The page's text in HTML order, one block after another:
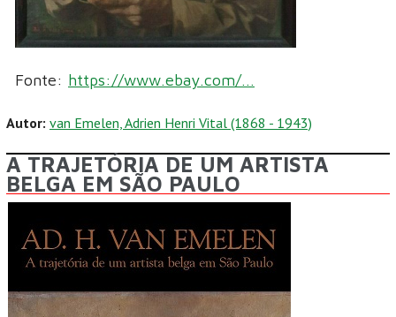
Fonte: https://www.ebay.com/...
Autor: van Emelen, Adrien Henri Vital (1868 - 1943)
A TRAJETÓRIA DE UM ARTISTA
BELGA EM SÃO PAULO